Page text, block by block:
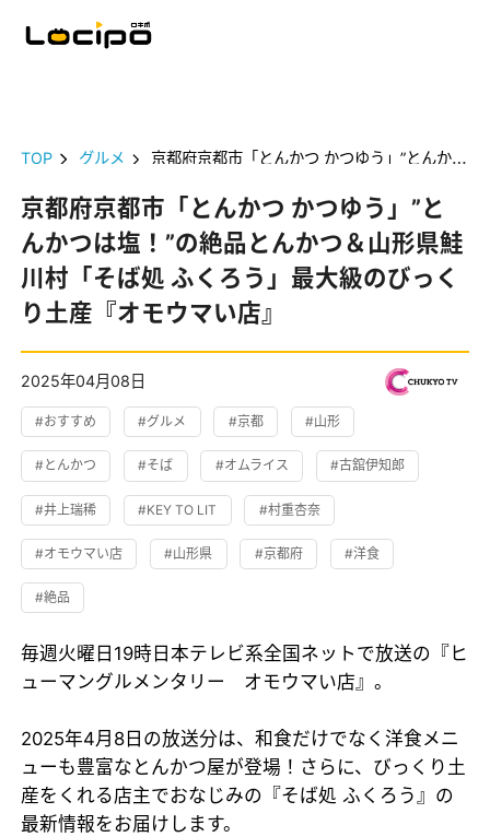
TOP グルメ 京都府京都市「とんかつ かつゆう」”とんかつは塩！”の絶品とんかつ＆山形県鮭川村「そば処 ふくろう」最大級のびっくり土産『オモウマい店』
京都府京都市「とんかつ かつゆう」”と
んかつは塩！”の絶品とんかつ＆山形県鮭
川村「そば処 ふくろう」最大級のびっく
り土産『オモウマい店』
2025年04月08日
#おすすめ #グルメ #京都 #山形
#とんかつ #そば #オムライス #古舘伊知郎
#井上瑞稀 #KEY TO LIT #村重杏奈
#オモウマい店 #山形県 #京都府 #洋食
#絶品
毎週火曜日19時日本テレビ系全国ネットで放送の『ヒ
ューマングルメンタリー オモウマい店』。
2025年4月8日の放送分は、和食だけでなく洋食メニ
ューも豊富なとんかつ屋が登場！さらに、びっくり土
産をくれる店主でおなじみの『そば処 ふくろう』の
最新情報をお届けします。